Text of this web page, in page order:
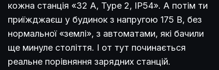
кожна станція «32 A, Type 2, IP54». А потім ти
приїжджаєш у будинок з напругою 175 В, без
нормальної «землі», з автоматами, які бачили
ще минуле століття. І от тут починається
реальне порівняння зарядних станцій.